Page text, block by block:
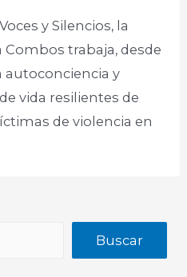
y Silencios, la
trabaja, desde
autoconciencia y
vida resilientes de
de violencia en
Buscar